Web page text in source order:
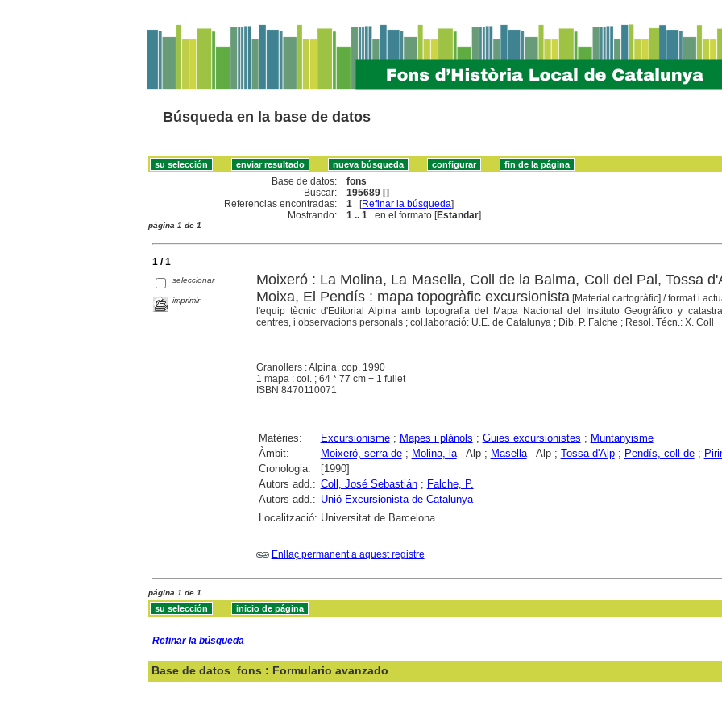
Búsqueda en la base de datos
Base de datos:
fons
Buscar:
195689 []
Referencias encontradas:
1 [Refinar la búsqueda]
Mostrando:
1 .. 1 en el formato [Estandar]
página 1 de 1
1 / 1
seleccionar
imprimir
Moixeró : La Molina, La Masella, Coll de la Balma, Coll del Pal, Tossa
Moixa, El Pendís : mapa topogràfic excursionista[Material cartogràfic] / format i
l'equip tècnic d'Editorial Alpina amb topografia del Mapa Nacional del Instituto Geográfico y
centres, i observacions personals ; col.laboració: U.E. de Catalunya ; Dib. P. Falche ; Resol. Técn.: X. Coll
Granollers : Alpina, cop. 1990
1 mapa : col. ; 64 * 77 cm + 1 fullet
ISBN 8470110071
Matèries: Excursionisme; Mapes i plànols ; Guies excursionistes ; Muntanyisme
Àmbit:
Moixeró, serra de; Molina, la- Alp ; Masella- Alp ; Tossa d'Alp; Pendís, coll de;
Cronologia:
[1990]
Autors add.: Coll, José Sebastián; Falche, P.
Autors add.: Unió Excursionista de Catalunya
Localització: Universitat de Barcelona
Enllaç permanent a aquest registre
página 1 de 1
Refinar la búsqueda
Base de datos fons : Formulario avanzado